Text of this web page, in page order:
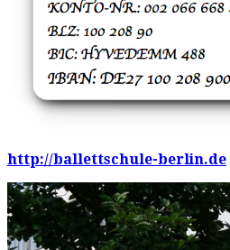
http://ballettschule-berlin.de